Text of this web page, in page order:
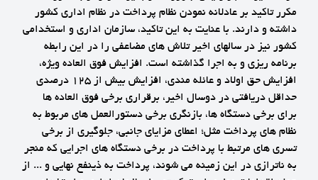
مکرر تاکید بر عادلانه نمودن نظام پرداخت در نظام اداری کشور
داشته و دارند. با عنایت به این تاکید، سازمان اداری و استخدامی
کشور نیز در سالهای اخیر تلاش های مضاعفی را در این رابطه
برنامه ریزی و به اجرا گذاشته است. افزایش فوق العاده ویژه،
افزایش حق اولاد و عائله مندی، افزایش بیش از 125 درصدی
حداقل دریافتی در دوسال اخیر، برقراری برخی فوق العاده ها
برای برخی دستگاه ها، بازنگری برخی دستورالعمل های مربوط به
نظام های پرداخت مثل؛ اعطای مزایای جانبی، جلوگیری از برخی
تسری های مرتبط با پرداخت در برخی دستگاه های اجرایی که منجر
به ناترازی در این زمینه می شوند، پرداخت به ذینفع نهایی و ... از